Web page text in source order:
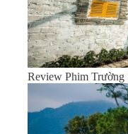
Review Phim Trường